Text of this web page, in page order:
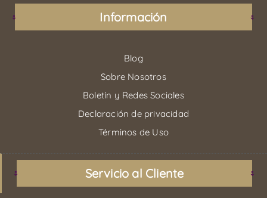
Información
Blog
Sobre Nosotros
Boletín y Redes Sociales
Declaración de privacidad
Términos de Uso
Servicio al Cliente